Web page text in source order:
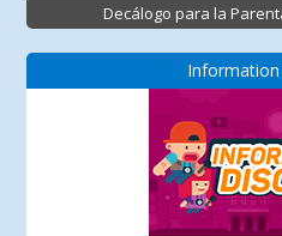
Decálogo para la